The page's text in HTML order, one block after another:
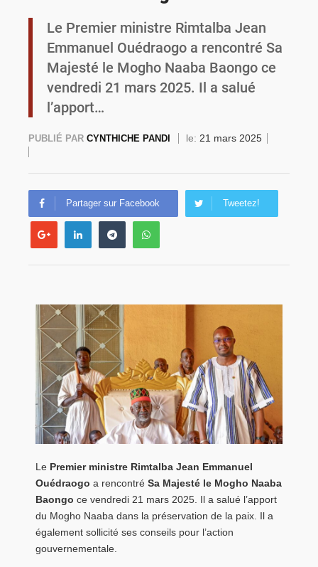
Commémoration du 4 août : Ibrahim Traoré appelle à une mobilisation totale pour la souveraineté nationale
Le Premier ministre Rimtalba Jean
Emmanuel Ouédraogo a rencontré Sa
Majesté le Mogho Naaba Baongo ce
vendredi 21 mars 2025. Il a salué
l’apport…
PUBLIÉ PAR CYNTHICHE PANDI le: 21 mars 2025
Partager sur Facebook Tweetez!
Le Premier ministre Rimtalba Jean Emmanuel
Ouédraogo a rencontré Sa Majesté le Mogho Naaba
Baongo ce vendredi 21 mars 2025. Il a salué l’apport
du Mogho Naaba dans la préservation de la paix. Il a
également sollicité ses conseils pour l’action
gouvernementale.